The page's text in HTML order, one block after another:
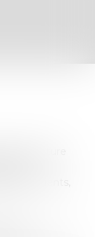
de nature
de
clients,
les